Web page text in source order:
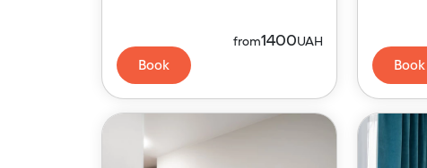
from1400UAH
Book Book